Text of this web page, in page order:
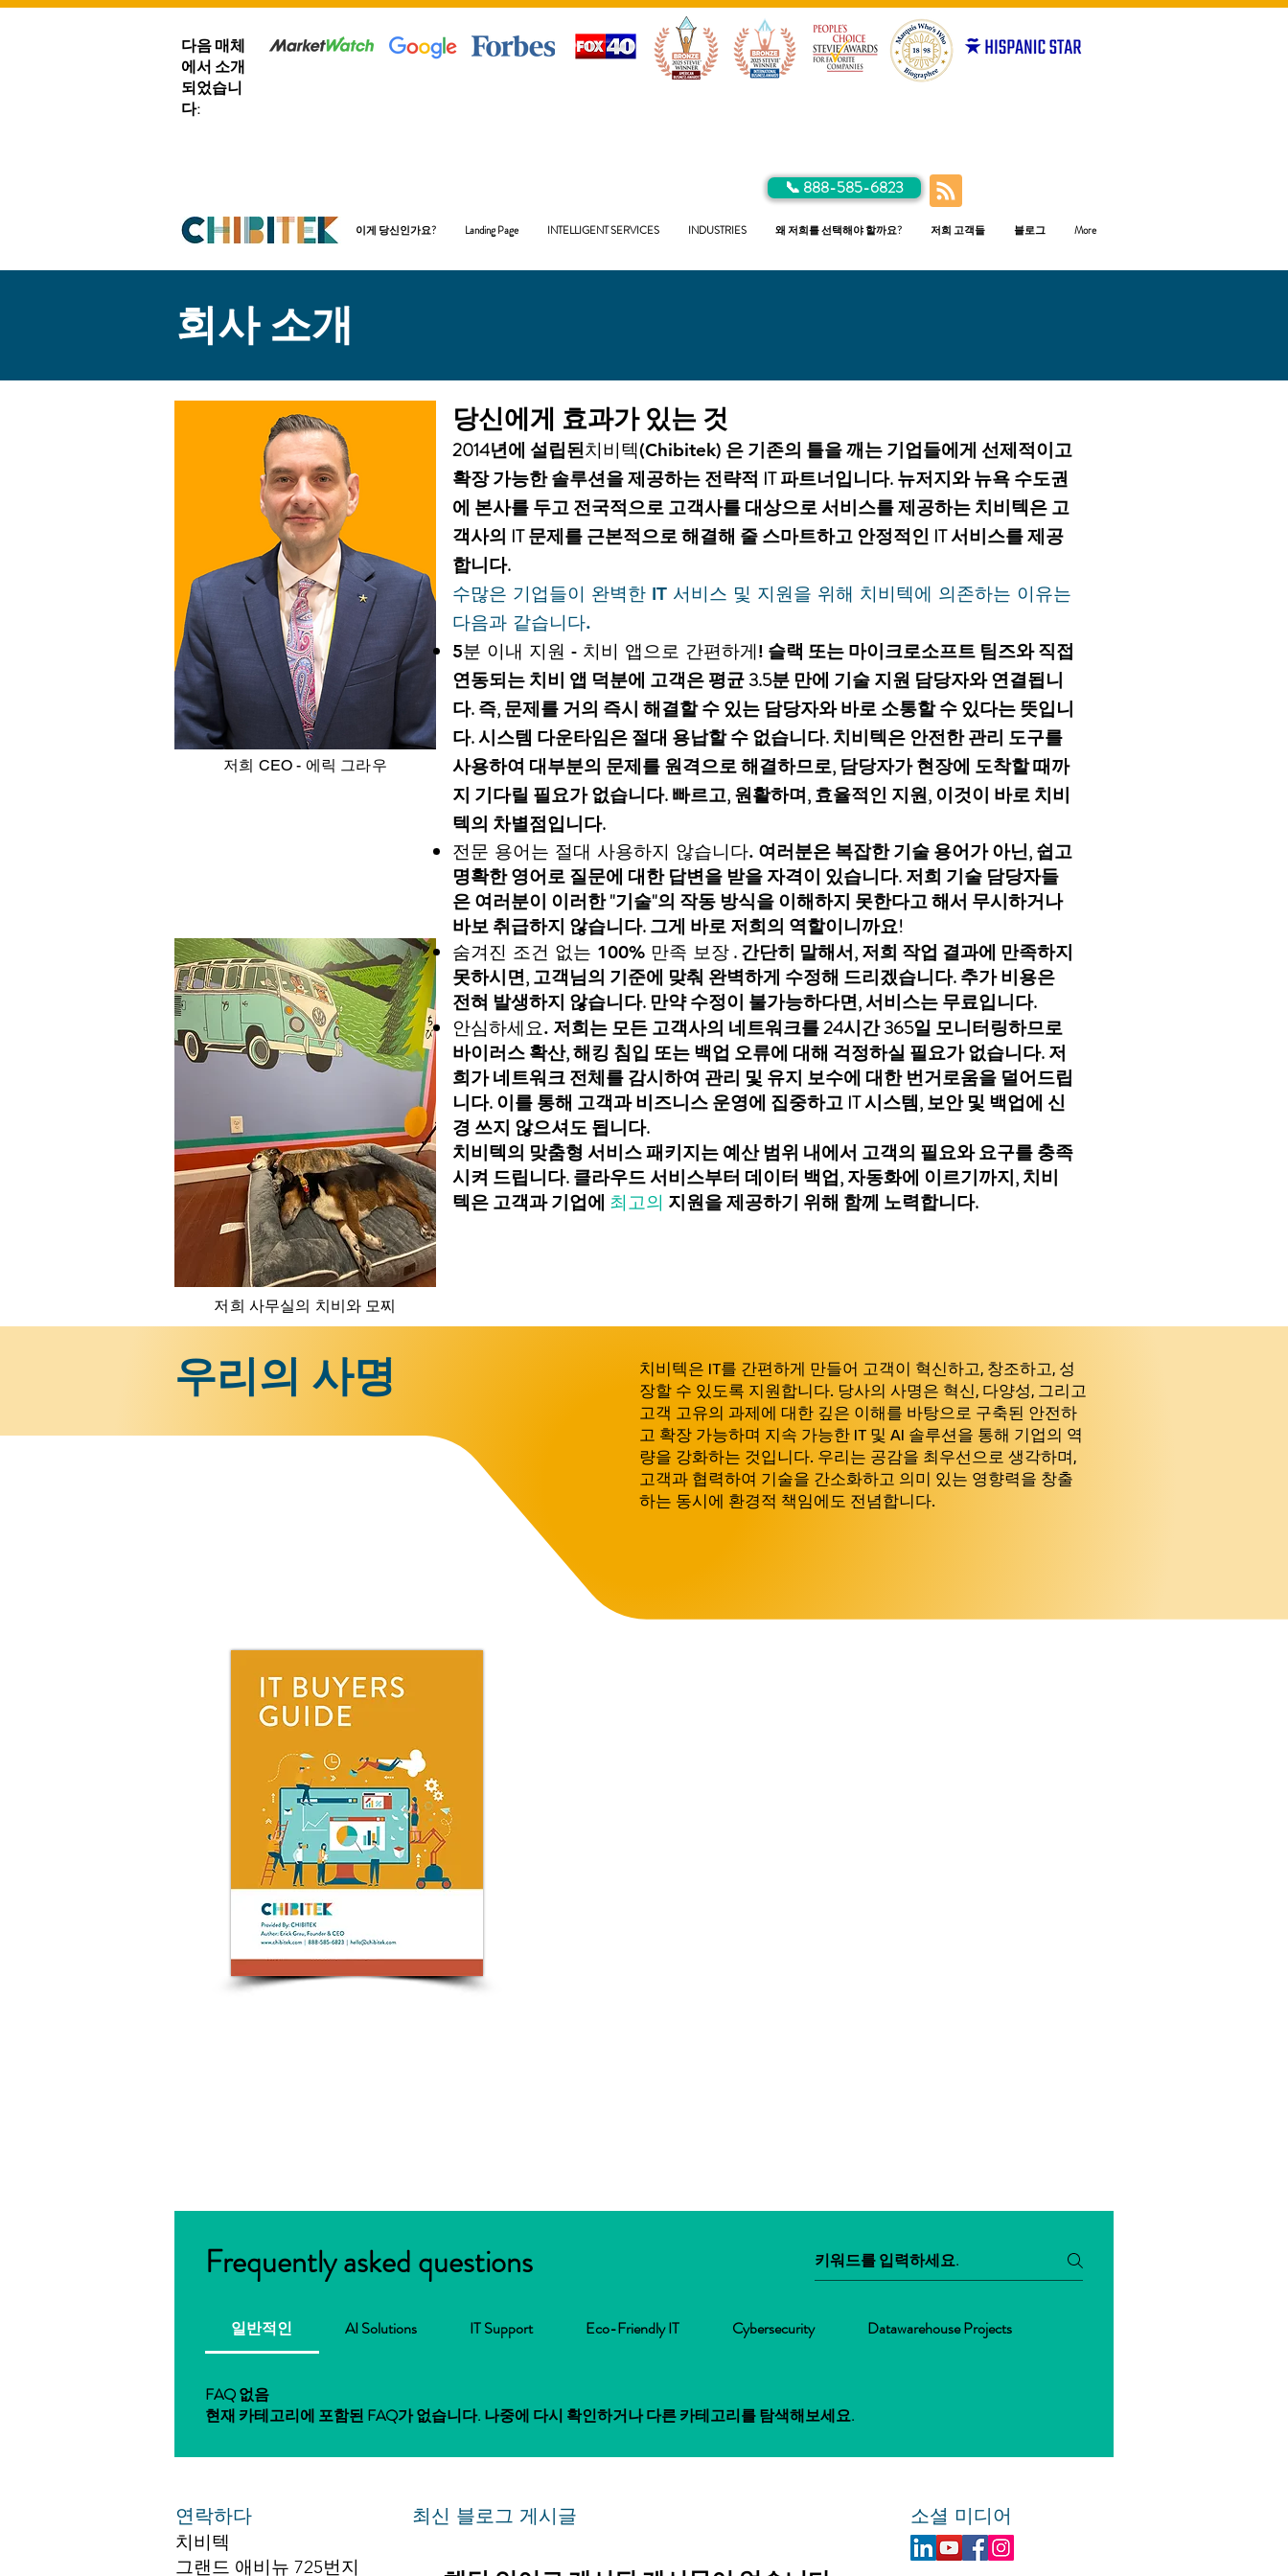
다음 매체
에서 소개
되었습니
다:
📞 888-585-6823
이게 당신인가요? Landing Page INTELLIGENT SERVICES INDUSTRIES 왜 저희를 선택해야 할까요? 저희 고객들 블로그 More
회사 소개
저희 CEO - 에릭 그라우
당신에게 효과가 있는 것
2014년에 설립된치비텍(Chibitek) 은 기존의 틀을 깨는 기업들에게 선제적이고
확장 가능한 솔루션을 제공하는 전략적 IT 파트너입니다. 뉴저지와 뉴욕 수도권
에 본사를 두고 전국적으로 고객사를 대상으로 서비스를 제공하는 치비텍은 고
객사의 IT 문제를 근본적으로 해결해 줄 스마트하고 안정적인 IT 서비스를 제공
합니다.
수많은 기업들이 완벽한 IT 서비스 및 지원을 위해 치비텍에 의존하는 이유는
다음과 같습니다.
5분 이내 지원 - 치비 앱으로 간편하게! 슬랙 또는 마이크로소프트 팀즈와 직접
연동되는 치비 앱 덕분에 고객은 평균 3.5분 만에 기술 지원 담당자와 연결됩니
다. 즉, 문제를 거의 즉시 해결할 수 있는 담당자와 바로 소통할 수 있다는 뜻입니
다. 시스템 다운타임은 절대 용납할 수 없습니다. 치비텍은 안전한 관리 도구를
사용하여 대부분의 문제를 원격으로 해결하므로, 담당자가 현장에 도착할 때까
지 기다릴 필요가 없습니다. 빠르고, 원활하며, 효율적인 지원, 이것이 바로 치비
텍의 차별점입니다.
전문 용어는 절대 사용하지 않습니다. 여러분은 복잡한 기술 용어가 아닌, 쉽고
명확한 영어로 질문에 대한 답변을 받을 자격이 있습니다. 저희 기술 담당자들
은 여러분이 이러한 "기술"의 작동 방식을 이해하지 못한다고 해서 무시하거나
바보 취급하지 않습니다. 그게 바로 저희의 역할이니까요!
숨겨진 조건 없는 100% 만족 보장 . 간단히 말해서, 저희 작업 결과에 만족하지
못하시면, 고객님의 기준에 맞춰 완벽하게 수정해 드리겠습니다. 추가 비용은
전혀 발생하지 않습니다. 만약 수정이 불가능하다면, 서비스는 무료입니다.
안심하세요. 저희는 모든 고객사의 네트워크를 24시간 365일 모니터링하므로
바이러스 확산, 해킹 침입 또는 백업 오류에 대해 걱정하실 필요가 없습니다. 저
희가 네트워크 전체를 감시하여 관리 및 유지 보수에 대한 번거로움을 덜어드립
니다. 이를 통해 고객과 비즈니스 운영에 집중하고 IT 시스템, 보안 및 백업에 신
경 쓰지 않으셔도 됩니다.
치비텍의 맞춤형 서비스 패키지는 예산 범위 내에서 고객의 필요와 요구를 충족
시켜 드립니다. 클라우드 서비스부터 데이터 백업, 자동화에 이르기까지, 치비
텍은 고객과 기업에 최고의 지원을 제공하기 위해 함께 노력합니다.
저희 사무실의 치비와 모찌
우리의 사명
치비텍은 IT를 간편하게 만들어 고객이 혁신하고, 창조하고, 성
장할 수 있도록 지원합니다. 당사의 사명은 혁신, 다양성, 그리고
고객 고유의 과제에 대한 깊은 이해를 바탕으로 구축된 안전하
고 확장 가능하며 지속 가능한 IT 및 AI 솔루션을 통해 기업의 역
량을 강화하는 것입니다. 우리는 공감을 최우선으로 생각하며,
고객과 협력하여 기술을 간소화하고 의미 있는 영향력을 창출
하는 동시에 환경적 책임에도 전념합니다.
Frequently asked questions
일반적인 AI Solutions IT Support Eco-Friendly IT Cybersecurity Datawarehouse Projects
FAQ 없음
현재 카테고리에 포함된 FAQ가 없습니다. 나중에 다시 확인하거나 다른 카테고리를 탐색해보세요.
연락하다
치비텍
그랜드 애비뉴 725번지
최신 블로그 게시글 소셜 미디어